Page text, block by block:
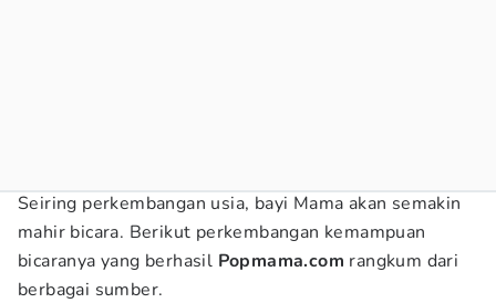
Seiring perkembangan usia, bayi Mama akan semakin
mahir bicara. Berikut perkembangan kemampuan
bicaranya yang berhasil Popmama.com rangkum dari
berbagai sumber.